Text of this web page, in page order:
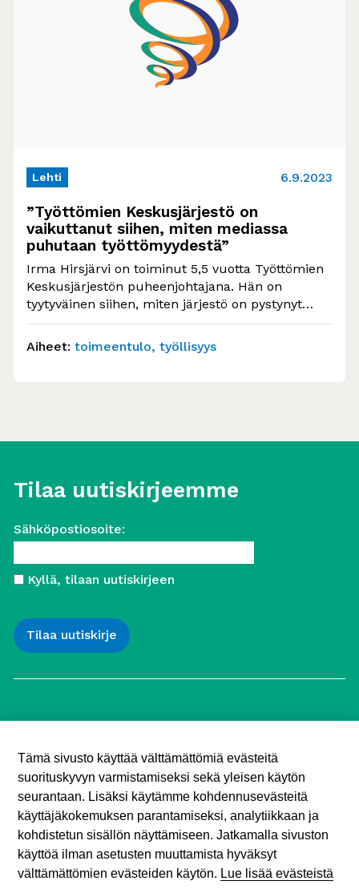
Lehti 6.9.2023
”Työttömien Keskusjärjestö on
vaikuttanut siihen, miten mediassa
puhutaan työttömyydestä”
Irma Hirsjärvi on toiminut 5,5 vuotta Työttömien
Keskusjärjestön puheenjohtajana. Hän on
tyytyväinen siihen, miten järjestö on pystynyt
muuttamaan median tapaa…
Aiheet: toimeentulo työllisyys
Tilaa uutiskirjeemme
Sähköpostiosoite:
Kyllä, tilaan uutiskirjeen
Työttömien Keskusjärjestö ry
00100 Helsinki
Puh. 040 547 7090
toimisto (@) tyottomat.fi
Y-tunnus: 1003909-9
Tämä sivusto käyttää välttämättömiä evästeitä
suorituskyvyn varmistamiseksi sekä yleisen käytön
seurantaan. Lisäksi käytämme kohdennusevästeitä
käyttäjäkokemuksen parantamiseksi, analytiikkaan ja
kohdistetun sisällön näyttämiseen. Jatkamalla sivuston
käyttöä ilman asetusten muuttamista hyväksyt
välttämättömien evästeiden käytön. Lue lisää evästeistä